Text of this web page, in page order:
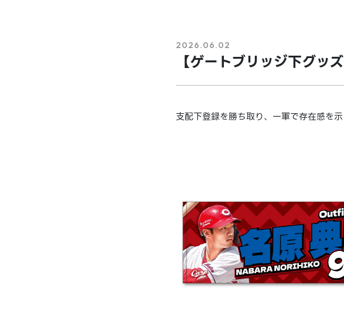
2026.06.02
【ゲートブリッジ下グッ
支配下登録を勝ち取り、一軍で存在感を